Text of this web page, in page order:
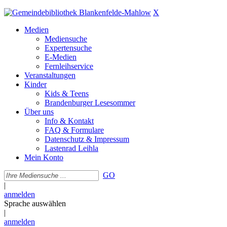
X
Medien
Mediensuche
Expertensuche
E-Medien
Fernleihservice
Veranstaltungen
Kinder
Kids & Teens
Brandenburger Lesesommer
Über uns
Info & Kontakt
FAQ & Formulare
Datenschutz & Impressum
Lastenrad Leihla
Mein Konto
GO
|
anmelden
Sprache auswählen
|
anmelden